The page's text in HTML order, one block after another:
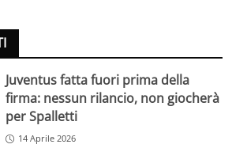
Juventus fatta fuori prima della
firma: nessun rilancio, non giocherà
per Spalletti
14 Aprile 2026